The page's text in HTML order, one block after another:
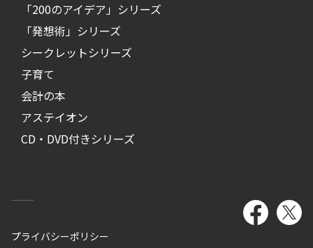
「200のアイデア」シリーズ
「発想術」シリーズ
シークレットシリーズ
子育て
会計の本
アステイオン
CD・DVD付きシリーズ
プライバシーポリシー